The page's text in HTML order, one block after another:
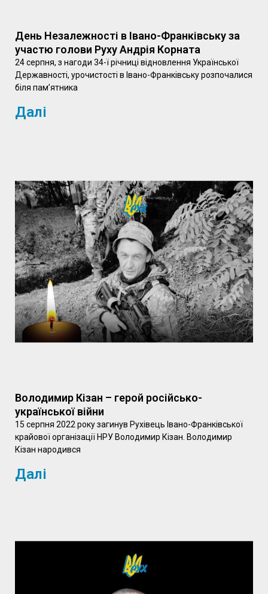
День Незалежності в Івано-Франківську за
участю голови Руху Андрія Корната
24 серпня, з нагоди 34-ї річниці відновлення Української
Державності, урочистості в Івано-Франківську розпочалися
біля пам’ятника
Далі
Володимир Кізан – герой російсько-
української війни
15 серпня 2022 року загинув Рухівець Івано-Франківської
крайової організації НРУ Володимир Кізан. Володимир
Кізан народився
Далі